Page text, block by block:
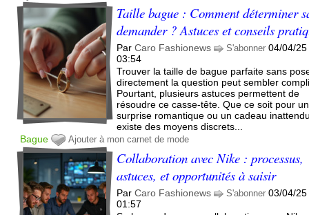
Taille bague : Comment déterminer
demander ? Astuces et conseils
ParCaro Fashionews S'abonner 04/04/25
03:54
Trouver la taille de bague parfaite sans
directement la question peut sembler
Pourtant, plusieurs astuces permettent de
résoudre ce casse-tête. Que ce soit pour
surprise romantique ou un cadeau
existe des moyens discrets...
Bague
Ajouter à mon carnet de mode
Collaboration avec Nike : processus,
astuces, et opportunités à saisir
ParCaro Fashionews S'abonner 03/04/25
01:57